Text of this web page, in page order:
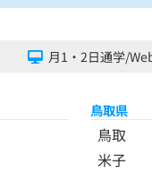
月1・2日通学/
鳥取県
鳥取
米子